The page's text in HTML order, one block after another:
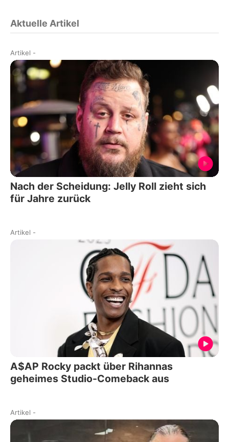
Aktuelle Artikel
Artikel -
Nach der Scheidung: Jelly Roll zieht sich
für Jahre zurück
Artikel -
A$AP Rocky packt über Rihannas
geheimes Studio-Comeback aus
Artikel -